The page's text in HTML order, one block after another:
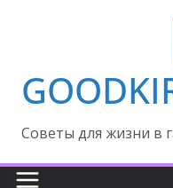
Cоветы для жизни в